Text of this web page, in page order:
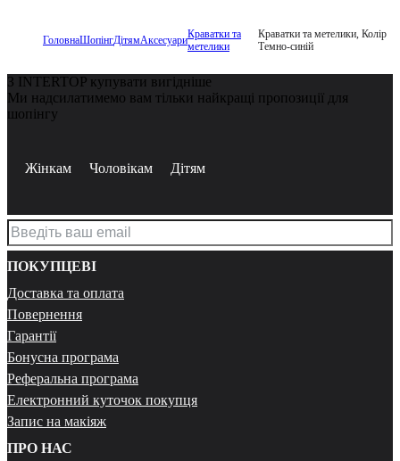
ГоловнаШопінгДітямАксесуариКраватки та
метелики
Краватки та метелики, Колір
Темно-синій
З INTERTOP купувати вигідніше
Ми надсилатимемо вам тільки найкращі пропозиції для
шопінгу
Жінкам Чоловікам Дітям
ПОКУПЦЕВІ
Доставка та оплата
Повернення
Гарантії
Бонусна програма
Реферальна програма
Електронний куточок покупця
Запис на макіяж
ПРО НАС